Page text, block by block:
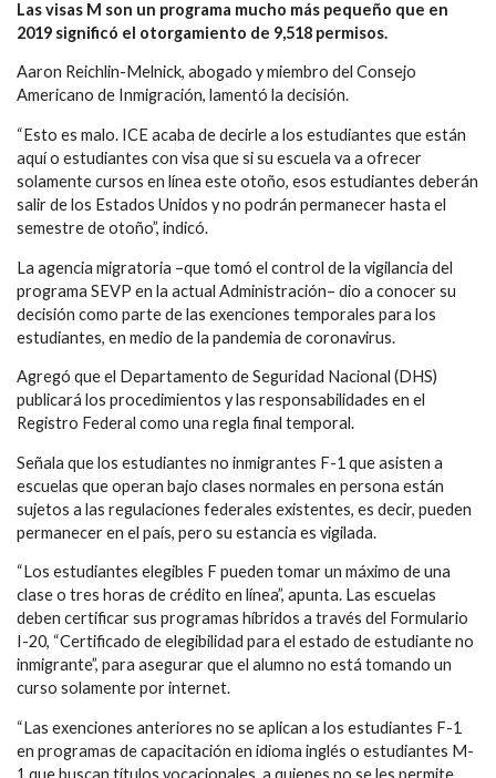
Las visas M son un programa mucho más pequeño que en
2019 significó el otorgamiento de 9,518 permisos.
Aaron Reichlin-Melnick, abogado y miembro del Consejo
Americano de Inmigración, lamentó la decisión.
“Esto es malo. ICE acaba de decirle a los estudiantes que están
aquí o estudiantes con visa que si su escuela va a ofrecer
solamente cursos en línea este otoño, esos estudiantes deberán
salir de los Estados Unidos y no podrán permanecer hasta el
semestre de otoño”, indicó.
La agencia migratoria –que tomó el control de la vigilancia del
programa SEVP en la actual Administración– dio a conocer su
decisión como parte de las exenciones temporales para los
estudiantes, en medio de la pandemia de coronavirus.
Agregó que el Departamento de Seguridad Nacional (DHS)
publicará los procedimientos y las responsabilidades en el
Registro Federal como una regla final temporal.
Señala que los estudiantes no inmigrantes F-1 que asisten a
escuelas que operan bajo clases normales en persona están
sujetos a las regulaciones federales existentes, es decir, pueden
permanecer en el país, pero su estancia es vigilada.
“Los estudiantes elegibles F pueden tomar un máximo de una
clase o tres horas de crédito en línea”, apunta. Las escuelas
deben certificar sus programas híbridos a través del Formulario
I-20, “Certificado de elegibilidad para el estado de estudiante no
inmigrante”, para asegurar que el alumno no está tomando un
curso solamente por internet.
“Las exenciones anteriores no se aplican a los estudiantes F-1
en programas de capacitación en idioma inglés o estudiantes M-
1 que buscan títulos vocacionales, a quienes no se les permite